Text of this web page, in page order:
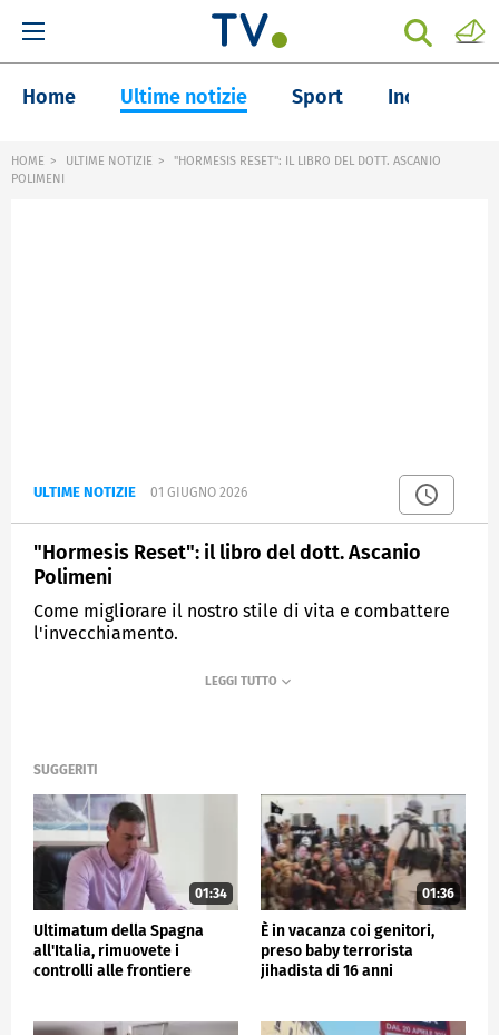
Home Ultime notizie Sport Inchieste
HOME ULTIME NOTIZIE
"HORMESIS RESET": IL LIBRO DEL DOTT. ASCANIO
POLIMENI
ULTIME NOTIZIE 01 GIUGNO 2026
"Hormesis Reset": il libro del dott. Ascanio
Polimeni
Come migliorare il nostro stile di vita e combattere
l'invecchiamento.
SUGGERITI
01:34
Ultimatum della Spagna
all'Italia, rimuovete i
controlli alle frontiere
01:36
È in vacanza coi genitori,
preso baby terrorista
jihadista di 16 anni